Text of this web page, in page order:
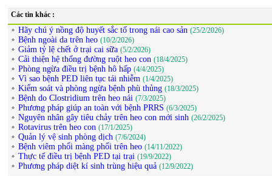
Các tin khác :
Hãy chú ý nồng độ huyết sắc tố trong nái cao sản (25/2/2026)
Bệnh ngoài da trên heo (10/2/2026)
Giảm tỷ lệ chết ở trại cai sữa (5/2/2026)
Cải thiện hệ thống đường ruột heo con (18/4/2025)
Phòng ngừa điều trị bệnh hô hấp (4/4/2025)
Vì sao bệnh PED liên tục tái nhiễm (1/4/2025)
Kiểm soát và phòng ngừa bệnh phù thủng (18/3/2025)
Bệnh do Clostridium trên heo nái (7/3/2025)
Phương pháp giúp an toàn với bệnh PRRS (6/3/2025)
Nguyên nhân gây tiêu chảy trên heo con mới sinh (26/2/2025)
Rotavirus trên heo con (17/1/2025)
Quản lý vệ sinh phòng dịch (7/6/2024)
Bệnh viêm phổi màng phổi trên heo (14/11/2022)
Thực tế điều trị bệnh PED tại trại (19/9/2022)
Phương pháp diệt kí sinh trùng hiệu quả (12/9/2022)